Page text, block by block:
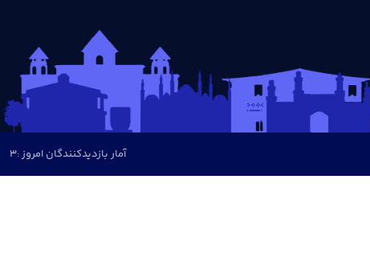
آمار بازدیدکنندگان امروز :3